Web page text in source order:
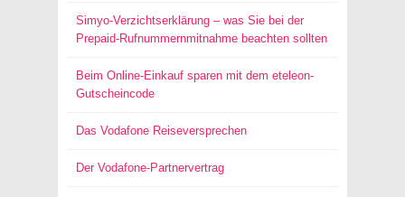
Simyo-Verzichtserklärung – was Sie bei der
Prepaid-Rufnummernmitnahme beachten sollten
Beim Online-Einkauf sparen mit dem eteleon-
Gutscheincode
Das Vodafone Reiseversprechen
Der Vodafone-Partnervertrag